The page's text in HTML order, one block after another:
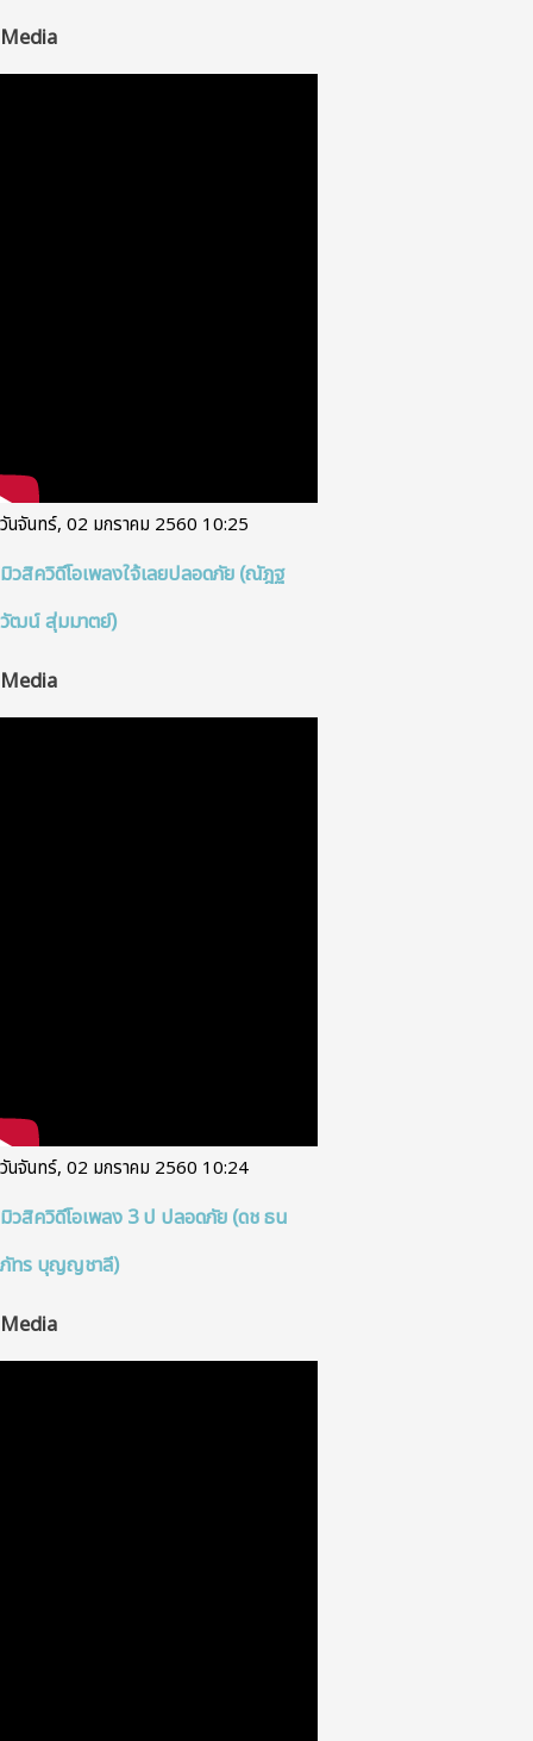
Media
วันจันทร์, 02 มกราคม 2560 10:25
มิวสิควิดีโอเพลงใจ้เลยปลอดภัย (ณัฎฐ
วัฒน์ สุ่มมาตย์)
Media
วันจันทร์, 02 มกราคม 2560 10:24
มิวสิควิดีโอเพลง 3 ป ปลอดภัย (ดช ธน
ภัทร บุญญชาลี)
Media